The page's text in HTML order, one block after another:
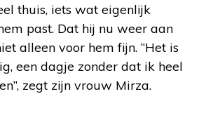
thuis, iets wat eigenlijk
past. Dat hij nu weer aan
alleen voor hem fijn. “Het is
een dagje zonder dat ik heel
zegt zijn vrouw Mirza.